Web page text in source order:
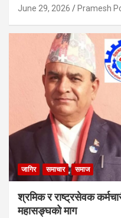
June 29, 2026 Pramesh
जागिर समाचार समाज
श्रमिक र राष्ट्रसेवक
महासङ्घको माग